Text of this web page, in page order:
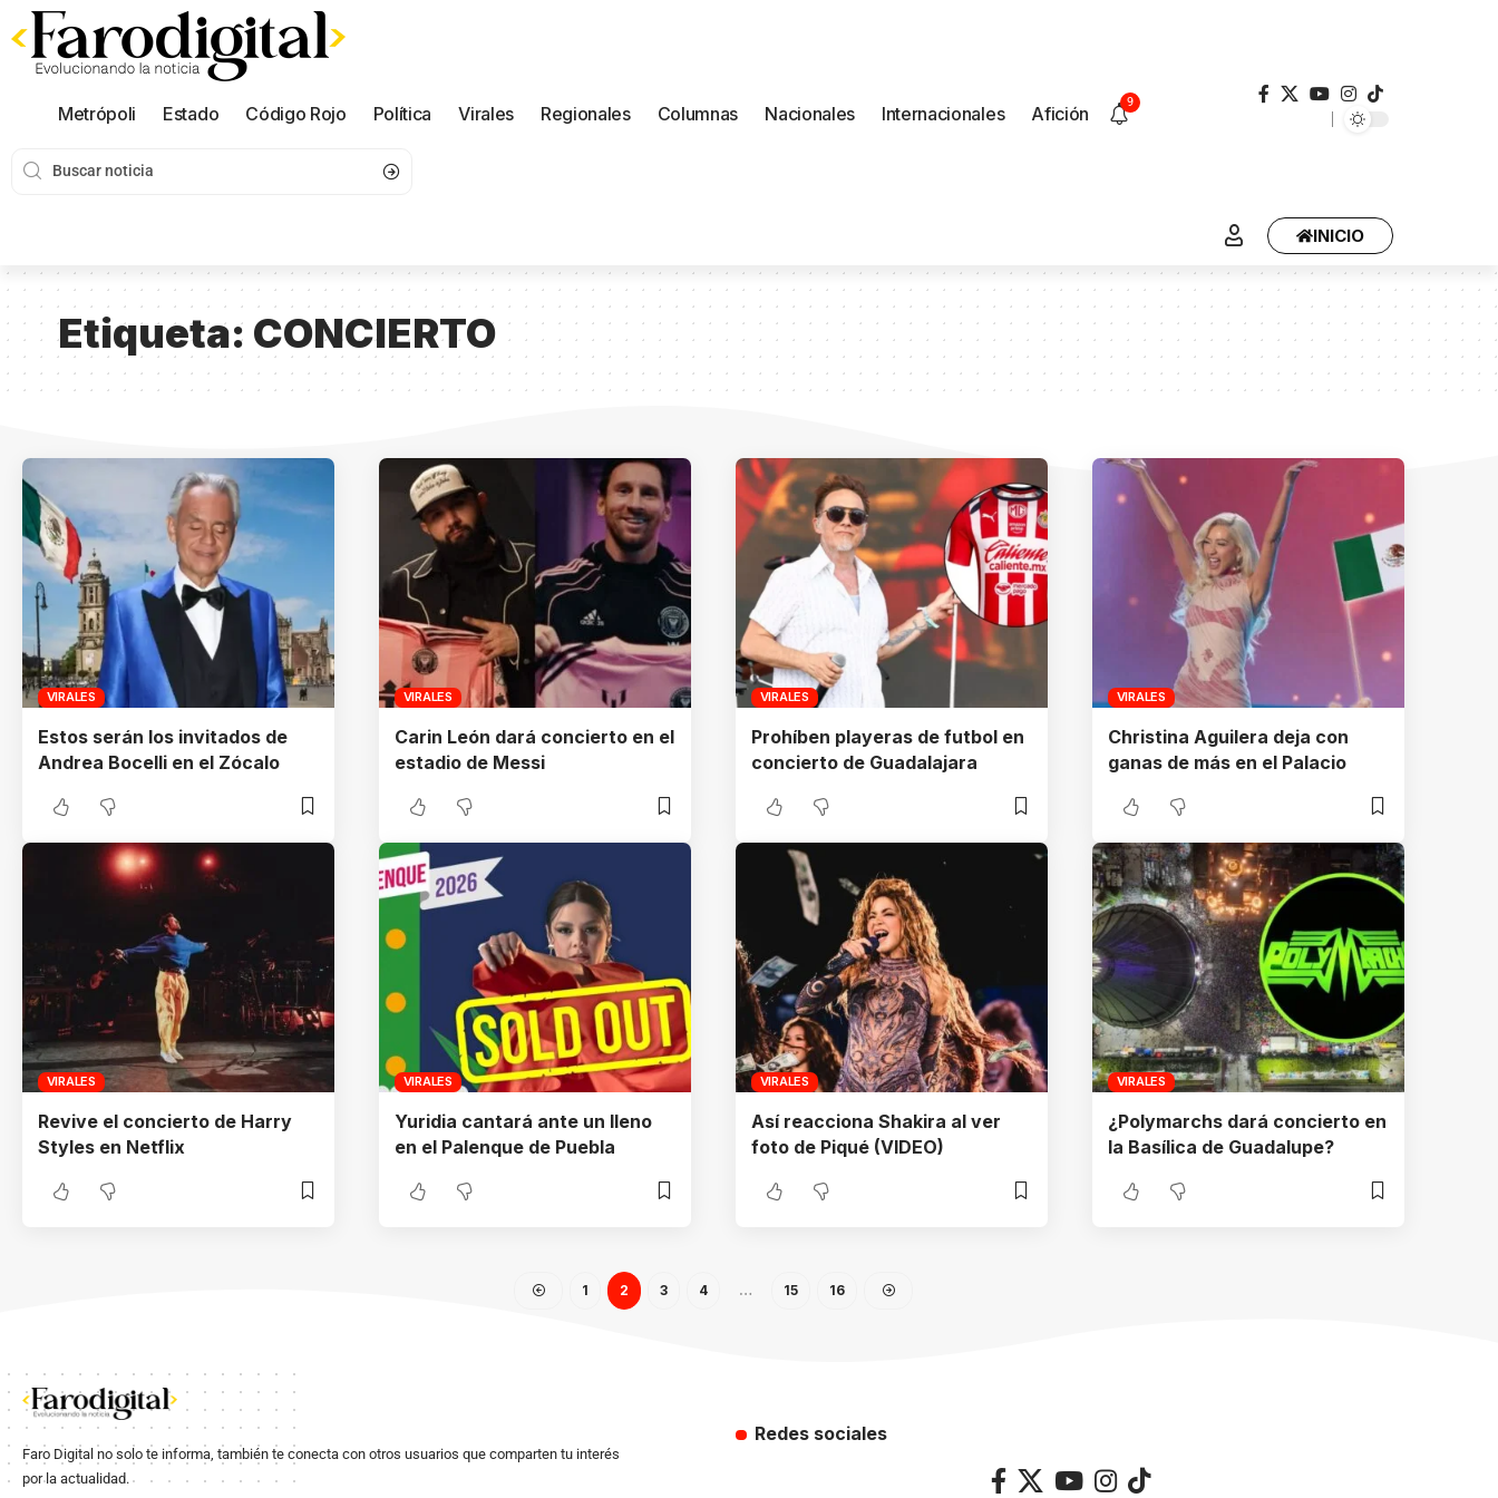
Metrópoli Estado Código Rojo Política Virales Regionales Columnas Nacionales Internacionales Afición
9
INICIO
Etiqueta: CONCIERTO
VIRALES
Estos serán los invitados de
Andrea Bocelli en el Zócalo
VIRALES
Carin León dará concierto en el
estadio de Messi
VIRALES
Prohíben playeras de futbol en
concierto de Guadalajara
VIRALES
Christina Aguilera deja con
ganas de más en el Palacio
VIRALES
Revive el concierto de Harry
Styles en Netflix
VIRALES
Yuridia cantará ante un lleno
en el Palenque de Puebla
VIRALES
Así reacciona Shakira al ver
foto de Piqué (VIDEO)
VIRALES
¿Polymarchs dará concierto en
la Basílica de Guadalupe?
1 2 3 4 … 15 16
Faro Digital no solo te informa, también te conecta con otros usuarios que comparten tu interés
por la actualidad.
Redes sociales